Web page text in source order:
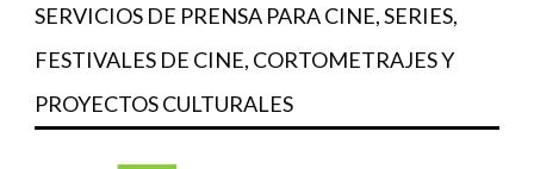
SERVICIOS DE PRENSA PARA CINE, SERIES,
FESTIVALES DE CINE, CORTOMETRAJES Y
PROYECTOS CULTURALES